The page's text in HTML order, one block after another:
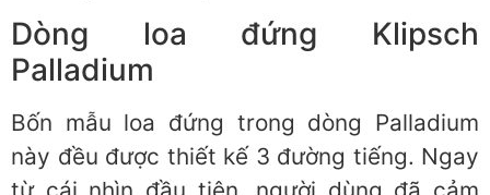
Dòng loa đứng Klipsch
Palladium
Bốn mẫu loa đứng trong dòng Palladium
này đều được thiết kế 3 đường tiếng. Ngay